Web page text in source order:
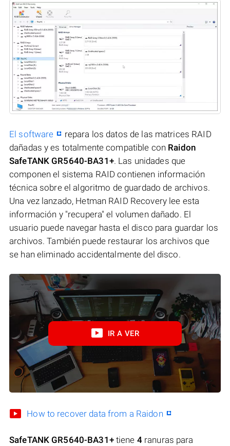
El software
repara los datos de las matrices RAID
dañadas y es totalmente compatible con Raidon
SafeTANK GR5640-BA31+. Las unidades que
componen el sistema RAID contienen información
técnica sobre el algoritmo de guardado de archivos.
Una vez lanzado, Hetman RAID Recovery lee esta
información y "recupera" el volumen dañado. El
usuario puede navegar hasta el disco para guardar los
archivos. También puede restaurar los archivos que
se han eliminado accidentalmente del disco.
IR A VER
How to recover data from a Raidon
SafeTANK GR5640-BA31+tiene 4ranuras para